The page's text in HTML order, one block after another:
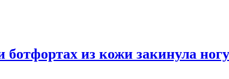
из кожи закинула